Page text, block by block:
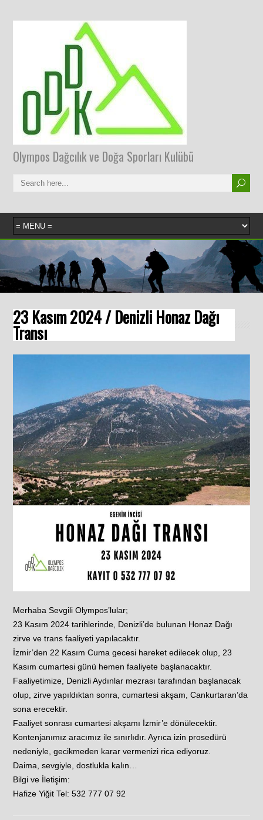
Olympos Dağcılık ve Doğa Sporları Kulübü
23 Kasım 2024 / Denizli Honaz Dağı
Transı
Merhaba Sevgili Olympos’lular;
23 Kasım 2024 tarihlerinde, Denizli’de bulunan Honaz Dağı
zirve ve trans faaliyeti yapılacaktır.
İzmir’den 22 Kasım Cuma gecesi hareket edilecek olup, 23
Kasım cumartesi günü hemen faaliyete başlanacaktır.
Faaliyetimize, Denizli Aydınlar mezrası tarafından başlanacak
olup, zirve yapıldıktan sonra, cumartesi akşam, Cankurtaran’da
sona erecektir.
Faaliyet sonrası cumartesi akşamı İzmir’e dönülecektir.
Kontenjanımız aracımız ile sınırlıdır. Ayrıca izin prosedürü
nedeniyle, gecikmeden karar vermenizi rica ediyoruz.
Daima, sevgiyle, dostlukla kalın…
Bilgi ve İletişim:
Hafize Yiğit Tel: 532 777 07 92